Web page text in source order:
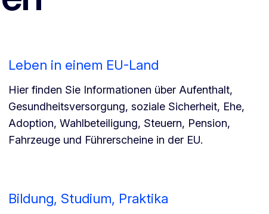
Leben in einem EU-Land
Hier finden Sie Informationen über Aufenthalt,
Gesundheitsversorgung, soziale Sicherheit, Ehe,
Adoption, Wahlbeteiligung, Steuern, Pension,
Fahrzeuge und Führerscheine in der EU.
Bildung, Studium, Praktika